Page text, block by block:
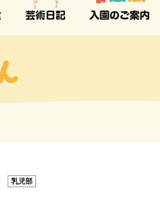
乳児部